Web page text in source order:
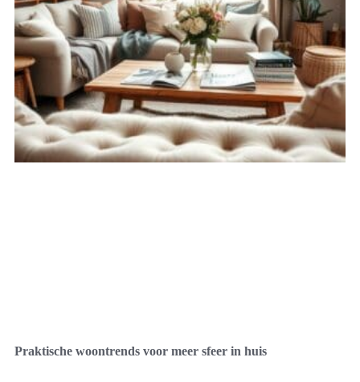
Praktische woontrends voor meer sfeer in huis